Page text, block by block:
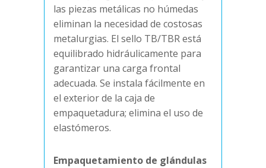
las piezas metálicas no húmedas
eliminan la necesidad de costosas
metalurgias. El sello TB/TBR está
equilibrado hidráulicamente para
garantizar una carga frontal
adecuada. Se instala fácilmente en
el exterior de la caja de
empaquetadura; elimina el uso de
elastómeros.
Empaquetamiento de glándulas